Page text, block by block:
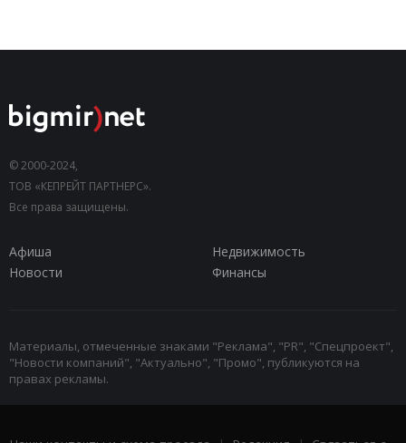
© 2000-2024,
ТОВ «КЕПРЕЙТ ПАРТНЕРС».
Все права защищены.
Афиша
Недвижимость
Новости
Финансы
Материалы, отмеченные знаками "Реклама", "PR", "Спецпроект",
"Новости компаний", "Актуально", "Промо", публикуются на
правах рекламы.